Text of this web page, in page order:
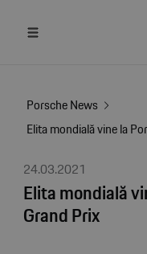
Porsche News
Elita mondială vine la
24.03.2021
Elita mondială
Grand Prix